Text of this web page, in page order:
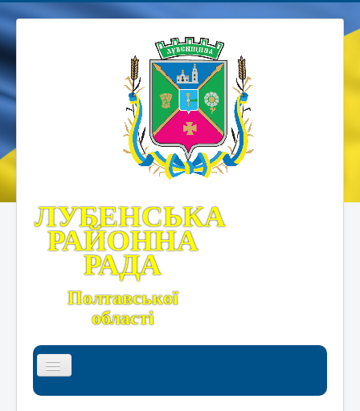
ЛУБЕНСЬКА
РАЙОННА
РАДА
Полтавської
області